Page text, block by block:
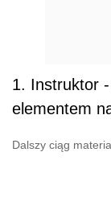
1. Instruktor
elementem
Dalszy ciąg